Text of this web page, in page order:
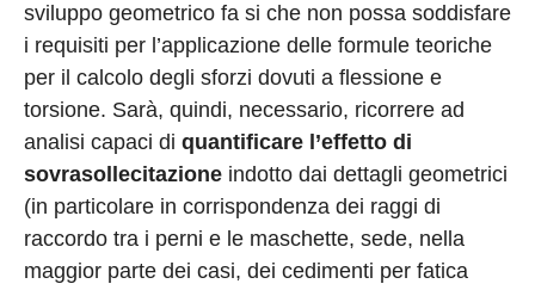
sviluppo geometrico fa si che non possa soddisfare
i requisiti per l’applicazione delle formule teoriche
per il calcolo degli sforzi dovuti a flessione e
torsione. Sarà, quindi, necessario, ricorrere ad
analisi capaci di quantificare l’effetto di
sovrasollecitazione indotto dai dettagli geometrici
(in particolare in corrispondenza dei raggi di
raccordo tra i perni e le maschette, sede, nella
maggior parte dei casi, dei cedimenti per fatica